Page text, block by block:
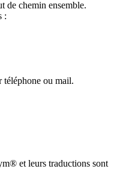
de chemin ensemble.
:
téléphone ou mail.
et leurs traductions sont